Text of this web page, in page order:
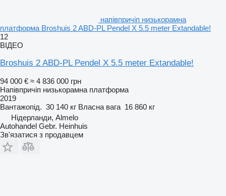
напівпричіп низькорамна
платформа Broshuis 2 ABD-PL Pendel X 5.5 meter Extandable!
12
ВІДЕО
Broshuis 2 ABD-PL Pendel X 5.5 meter Extandable!
94 000 € ≈ 4 836 000 грн
Напівпричіп низькорамна платформа
2019
Вантажопід. 30 140 кг Власна вага 16 860 кг
Нідерланди, Almelo
Autohandel Gebr. Heinhuis
Зв'язатися з продавцем